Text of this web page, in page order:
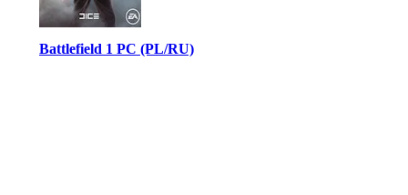
Battlefield 1 PC (PL/RU)